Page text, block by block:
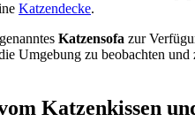
Katzendecke.
Katzensofa zur
Umgebung zu beobachten
Katzenkissen